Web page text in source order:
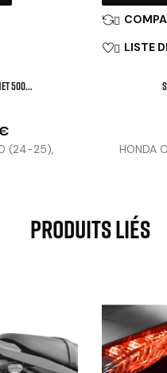
500...
(24-25),

 LISTE
HONDA
Produits Liés
